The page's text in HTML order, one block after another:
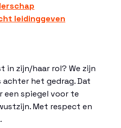
leidinggeven
in zijn/haar rol? We zijn
achter het gedrag. Dat
een spiegel voor te
Met respect en